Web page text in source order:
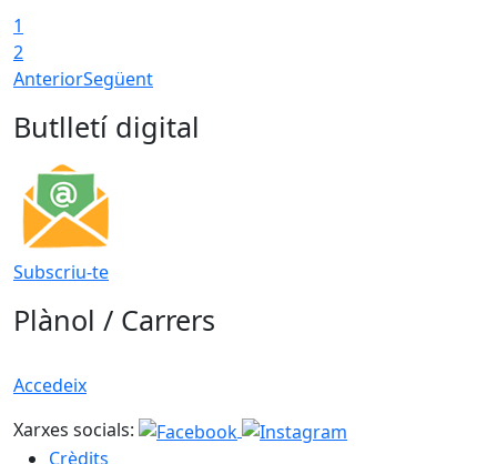
1
2
AnteriorSegüent
Butlletí digital
Subscriu-te
Plànol / Carrers
Accedeix
Xarxes socials:
Crèdits